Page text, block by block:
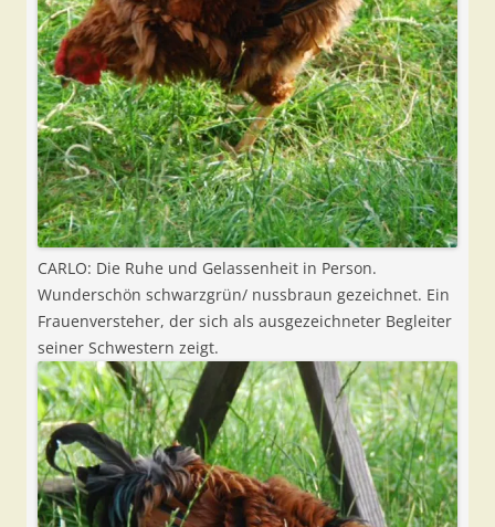
CARLO: Die Ruhe und Gelassenheit in Person.
Wunderschön schwarzgrün/ nussbraun gezeichnet. Ein
Frauenversteher, der sich als ausgezeichneter Begleiter
seiner Schwestern zeigt.